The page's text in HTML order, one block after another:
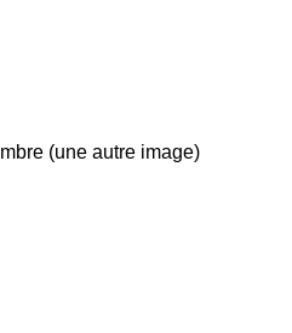
(une autre image)